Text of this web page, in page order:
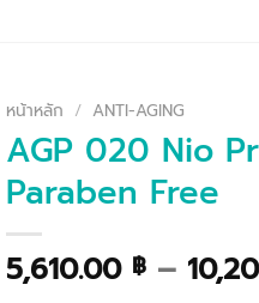
หน้าหลัก / ANTI-AGING
AGP 020 Nio
Paraben Free
5,610.00 ฿ –